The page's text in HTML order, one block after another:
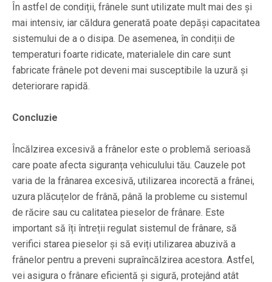
În astfel de condiții, frânele sunt utilizate mult mai des și
mai intensiv, iar căldura generată poate depăși capacitatea
sistemului de a o disipa. De asemenea, în condiții de
temperaturi foarte ridicate, materialele din care sunt
fabricate frânele pot deveni mai susceptibile la uzură și
deteriorare rapidă.
Concluzie
Încălzirea excesivă a frânelor este o problemă serioasă
care poate afecta siguranța vehiculului tău. Cauzele pot
varia de la frânarea excesivă, utilizarea incorectă a frânei,
uzura plăcuțelor de frână, până la probleme cu sistemul
de răcire sau cu calitatea pieselor de frânare. Este
important să îți întreții regulat sistemul de frânare, să
verifici starea pieselor și să eviți utilizarea abuzivă a
frânelor pentru a preveni supraîncălzirea acestora. Astfel,
vei asigura o frânare eficientă și sigură, protejând atât